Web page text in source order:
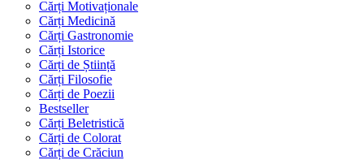
Cărți Motivaționale
Cărți Medicină
Cărți Gastronomie
Cărți Istorice
Cărți de Știință
Cărți Filosofie
Cărți de Poezii
Bestseller
Cărți Beletristică
Cărți de Colorat
Cărți de Crăciun